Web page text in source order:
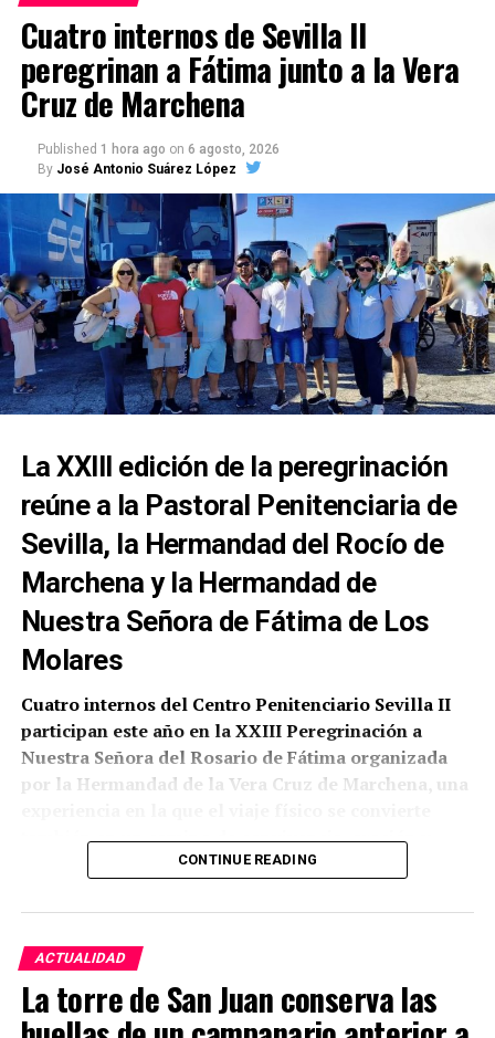
Cuatro internos de Sevilla II
peregrinan a Fátima junto a la Vera
Cruz de Marchena
Published 1 hora ago on 6 agosto, 2026
By José Antonio Suárez López
La XXIII edición de la peregrinación
reúne a la Pastoral Penitenciaria de
Sevilla, la Hermandad del Rocío de
Marchena y la Hermandad de
Nuestra Señora de Fátima de Los
Molares
Cuatro internos del Centro Penitenciario Sevilla II
participan este año en la XXIII Peregrinación a
Nuestra Señora del Rosario de Fátima organizada
por la Hermandad de la Vera Cruz de Marchena, una
también en un camino de convivencia, oración y
reflexión personal.
Según ha comunicado la propia corporación
a la colaboración de la Pastoral Penitenciaria de la
Archidiócesis de Sevilla, a la que se han sumado la
Hermandad del Rocío de Marchena y la Hermandad
CONTINUE READING
ACTUALIDAD
La torre de San Juan conserva las